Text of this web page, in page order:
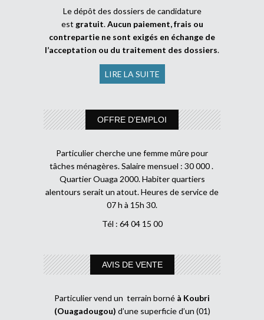
Le dépôt des dossiers de candidature
est gratuit.Aucun paiement, frais ou
contrepartie ne sont exigés en échange de
l’acceptation ou du traitement des dossiers.
LIRE LA SUITE
OFFRE D’EMPLOI
Particulier cherche une femme mûre pour
tâches ménagères. Salaire mensuel : 30 000 .
Quartier Ouaga 2000. Habiter quartiers
alentours serait un atout. Heures de service de
07 h à 15h 30.
Tél : 64 04 15 00
AVIS DE VENTE
Particulier vend un terrain borné à Koubri
(Ouagadougou) d’une superficie d’un (01)